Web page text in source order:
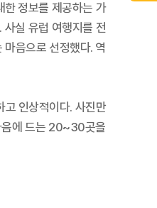
한 정보를 제공하는 가
사실 유럽 여행지를 전
음으로 선정했다. 역
고 인상적이다. 사진만
음에 드는 20~30곳을